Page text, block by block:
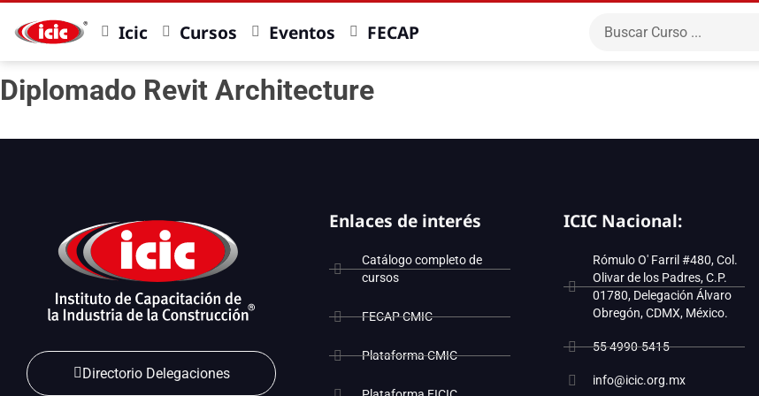
Icic Cursos Eventos FECAP
Diplomado Revit Architecture
Directorio Delegaciones
Enlaces de interés
Catálogo completo de
cursos
FECAP CMIC
Plataforma CMIC
ICIC Nacional:
Rómulo O' Farril #480, Col.
Olivar de los Padres, C.P.
01780, Delegación Álvaro
Obregón, CDMX, México.
55 4990-5415
info@icic.org.mx